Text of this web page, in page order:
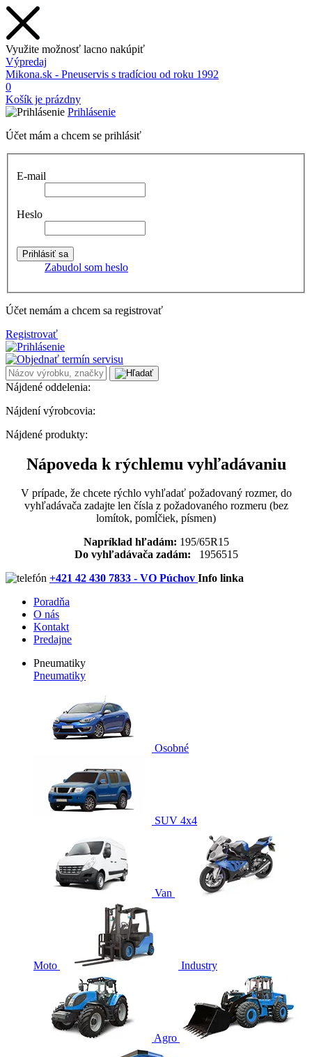
Využite možnosť lacno nakúpiť
Výpredaj
Mikona.sk - Pneuservis s tradíciou od roku 1992
0
Košík je prázdny
Prihlásenie
Účet mám a chcem se prihlásiť
E-mail
Heslo
Zabudol som heslo
Účet nemám a chcem sa registrovať
Registrovať
Nájdené oddelenia:
Nájdení výrobcovia:
Nájdené produkty:
Nápoveda k rýchlemu vyhľadávaniu
V prípade, že chcete rýchlo vyhľadať požadovaný rozmer, do
vyhľadávača zadajte len čísla z požadovaného rozmeru (bez
lomítok, pomĺčiek, písmen)
Napríklad hľadám: 195/65R15
Do vyhľadávača zadám: 1956515
+421 42 430 7833 - VO Púchov Info linka
Poradňa
O nás
Kontakt
Predajne
Pneumatiky
Pneumatiky
Osobné
SUV 4x4
Van
Moto Industry
Agro